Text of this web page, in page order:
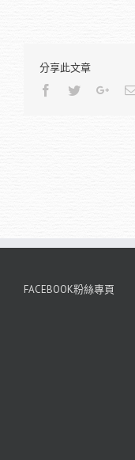
分享此文章
Facebook
Twitter
FACEBOOK粉絲專頁